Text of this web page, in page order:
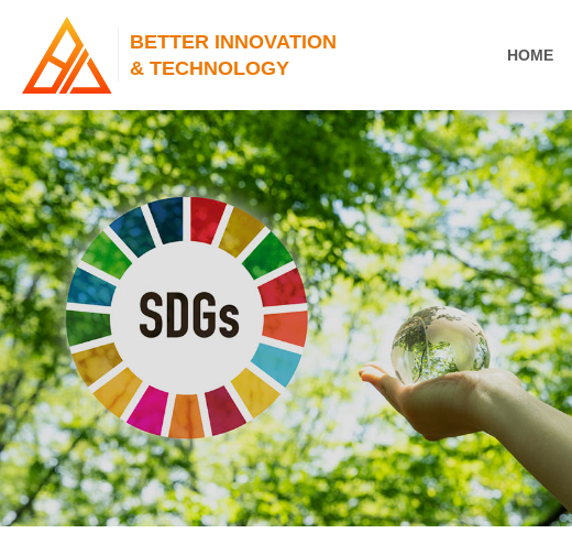
BETTER INNOVATION
& TECHNOLOGY
HOME